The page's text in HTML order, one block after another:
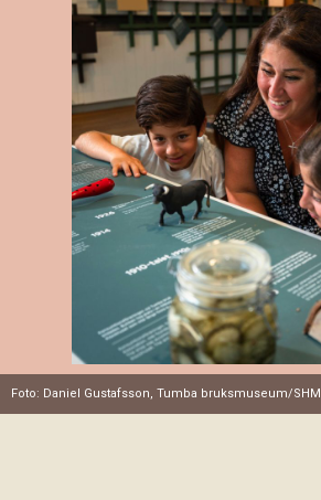
Foto: Daniel Gustafsson, Tumba bruksmuseum/SHM.